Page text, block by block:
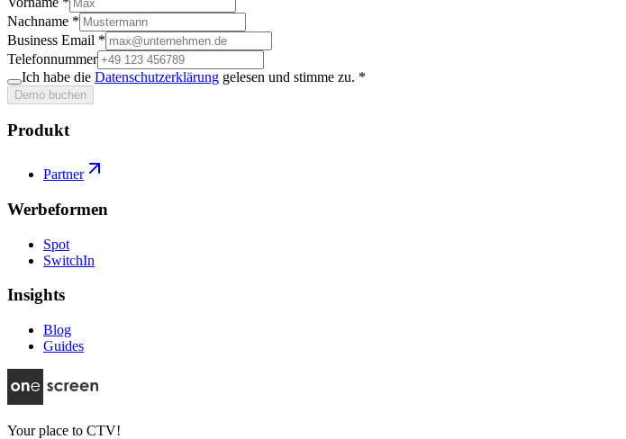
Nachname *
Business Email *
Telefonnummer
Ich habe die Datenschutzerklärung gelesen und stimme zu. *
Demo buchen
Produkt
Partner
Werbeformen
Spot
SwitchIn
Insights
Blog
Guides
Your place to CTV!